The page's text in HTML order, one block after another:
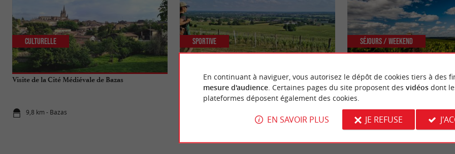
Visite de la Cité Médiévale de Bazas
9,8 km - Bazas
Culturelle
Les plus belles randonnées de Gironde
Sportive
Vacances originales en Gironde :
le Sauternais et le sud-Gironde
16,1 km - Sauternes
Séjours / Weekend
En continuant à naviguer, vous autorisez le dépôt de cookies tiers à des
mesure d'audience. Certaines pages du site proposent des vidéosdont
plateformes déposent également des cookies.
EN SAVOIR PLUS JE REFUSE